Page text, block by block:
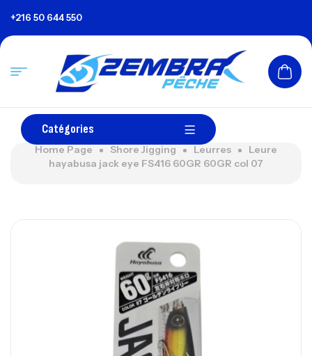
+216 50 644 550
Catégories
Home Page Shore Jigging Leurres
Leure
hayabusa jack eye FS416 60GR 60GR col 07